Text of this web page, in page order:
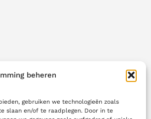
beheren
gebruiken we technologieën zoals
slaan en/of te raadplegen. Door in te